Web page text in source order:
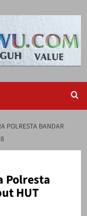
POLRESTA BANDAR
Polresta
HUT